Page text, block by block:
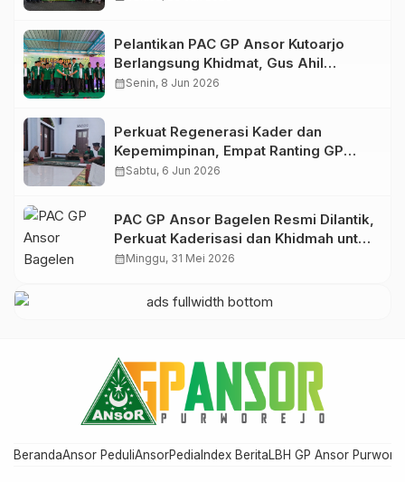
Pelantikan PAC GP Ansor Kutoarjo
Berlangsung Khidmat, Gus Ahil
Ingatkan Ansor Harus Bermanfaat bagi
calendar_monthSenin, 8 Jun 2026
Perkuat Regenerasi Kader dan
Kepemimpinan, Empat Ranting GP
Ansor di Bagelen Gelar Reorganisasi
calendar_monthSabtu, 6 Jun 2026
PAC GP Ansor Bagelen Resmi Dilantik,
Perkuat Kaderisasi dan Khidmah untuk
Masyarakat
calendar_monthMinggu, 31 Mei 2026
BerandaAnsor PeduliAnsorPedia Index BeritaLBH GP Ansor